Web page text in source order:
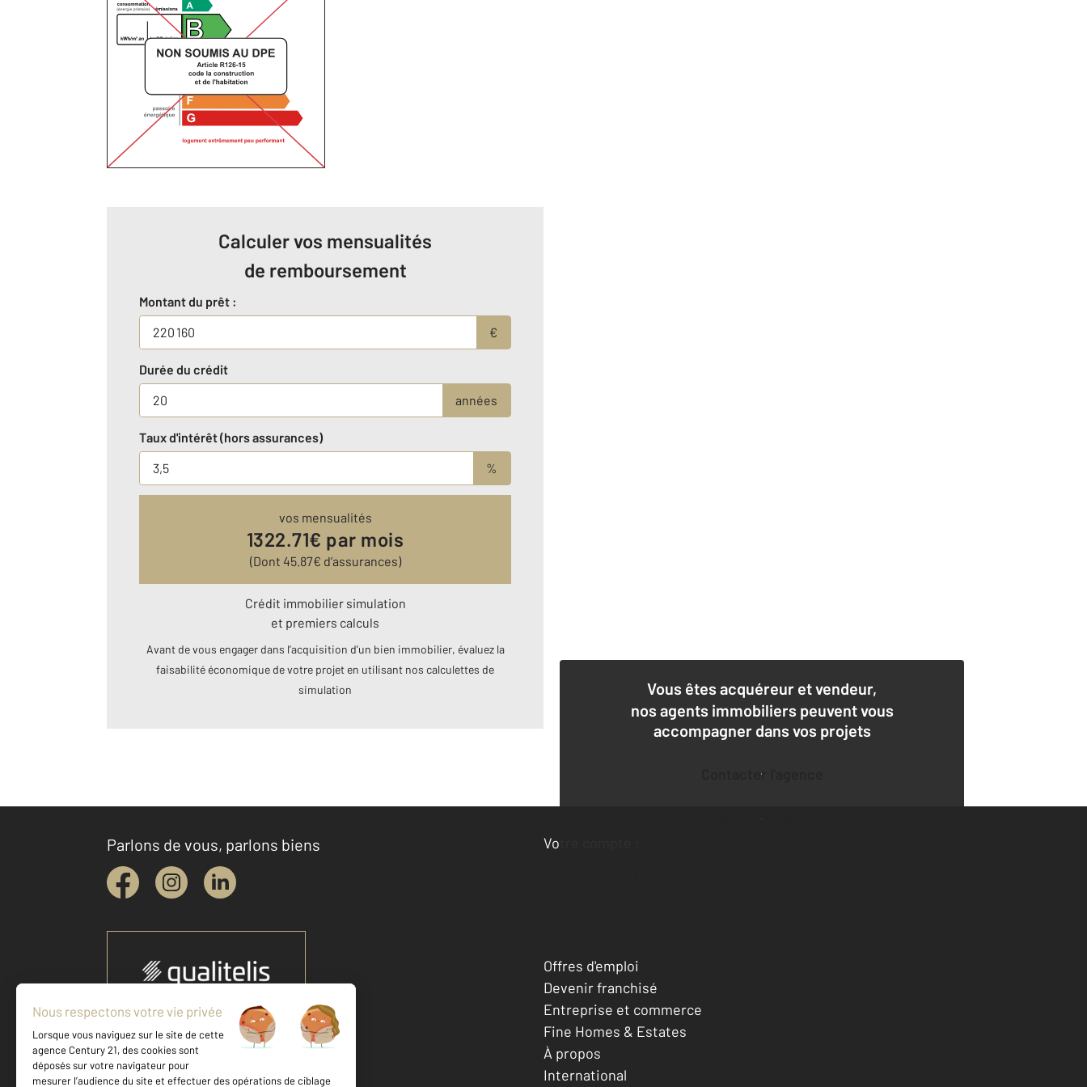
Calculer vos mensualités
de remboursement
Montant du prêt :
€
Durée du crédit
années
Taux d'intérêt (hors assurances)
%
vos mensualités
1322.71€ par mois
(Dont 45.87€ d’assurances)
Crédit immobilier simulation
et premiers calculs
Avant de vous engager dans l’acquisition d’un bien immobilier, évaluez la
faisabilité économique de votre projet en utilisant nos calculettes de
simulation
Vous êtes acquéreur et vendeur,
nos agents immobiliers peuvent vous
accompagner dans vos projets
Contacter l'agence
Demander une estimation
Parlons de vous, parlons biens
Votre compte :
Accéder à mon compte
Votre agence est notée
Achat
Vente
Location
Offres d'emploi
Devenir franchisé
Entreprise et commerce
Fine Homes & Estates
À propos
International